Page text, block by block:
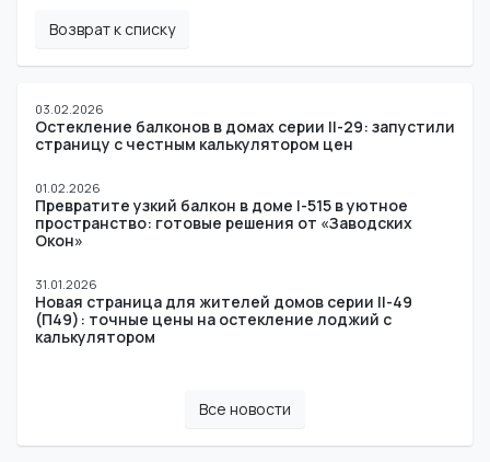
Возврат к списку
03.02.2026
Остекление балконов в домах серии II-29: запустили
страницу с честным калькулятором цен
01.02.2026
Превратите узкий балкон в доме I-515 в уютное
пространство: готовые решения от «Заводских
Окон»
31.01.2026
Новая страница для жителей домов серии II-49
(П49): точные цены на остекление лоджий с
калькулятором
Все новости